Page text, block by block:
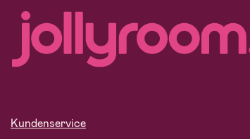
Kundenservice